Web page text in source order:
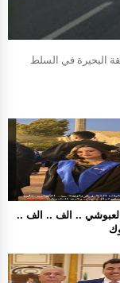
البحيرة في السلط
.. الف .. الف ..